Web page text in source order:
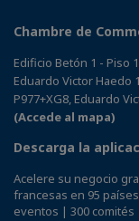
Chambre de
Edificio Betón 1 - Piso
Eduardo Victor Haedo
P977+XG8, Eduardo
(Accede al mapa)
Descarga la
Acelere su negocio
francesas en 95
eventos | 300 comités